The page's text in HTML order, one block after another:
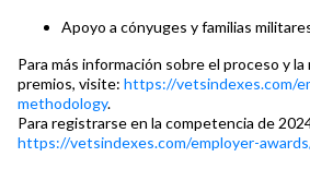
Apoyo a cónyuges y familias
Para más información sobre el proceso y
premios, visite: https://vetsindexes.com/
methodology.
Para registrarse en la competencia de
https://vetsindexes.com/employer-